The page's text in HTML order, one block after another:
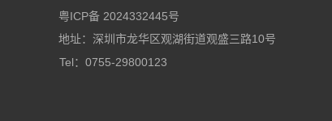
粤ICP备 2024332445号
地址：深圳市龙华区观湖街道观盛三路10号
Tel：0755-29800123